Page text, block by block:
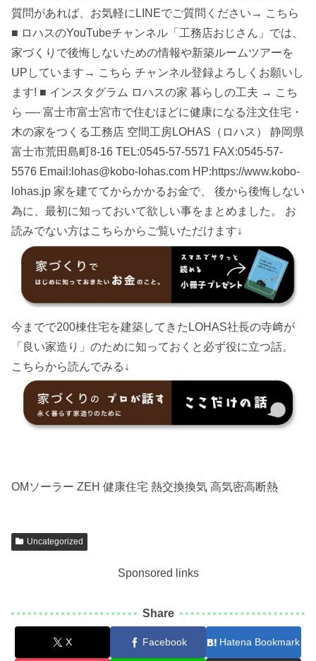
質問があれば、お気軽にLINEでご質問ください→ こちら
■ ロハスのYouTubeチャンネル「工務店おじさん」では、
家づくりで後悔しないための情報や新築ルームツアーを
UPしています→ こちら チャンネル登録よろしくお願いし
ます! ■ インスタグラム ロハスの家 暮らしの工夫 → こち
ら —- 富士市富士宮市で住むほどに健康になる注文住宅・
木の家をつくる工務店 空間工房LOHAS（ロハス） 静岡県
富士市荒田島町8-16 TEL:0545-57-5571 FAX:0545-57-
5576 Email:lohas@kobo-lohas.com HP:https://www.kobo-
lohas.jp 家を建ててからかかるお金で、 後から後悔しない
為に、最初に知っておいて欲しい事をまとめました。 お
読みでない方はこちらからご覧いただけます↓
今までで200棟住宅を建築してきたLOHAS社長の寺﨑が
「良い家造り」のために知っておくと必ず役に立つ話。
こちらから読んでみる↓
OMソーラー ZEH 健康住宅 熱交換換気 高気密高断熱
Uncategorized
Sponsored links
Share
X Facebook Hatena Bookmark